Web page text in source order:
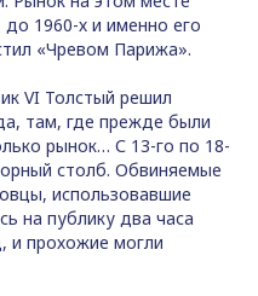
1960-х и именно его
«Чревом Парижа».
VI Толстый решил
там, где прежде были
рынок… С 13-го по 18-
столб. Обвиняемые
использовавшие
на публику два часа
и прохожие могли